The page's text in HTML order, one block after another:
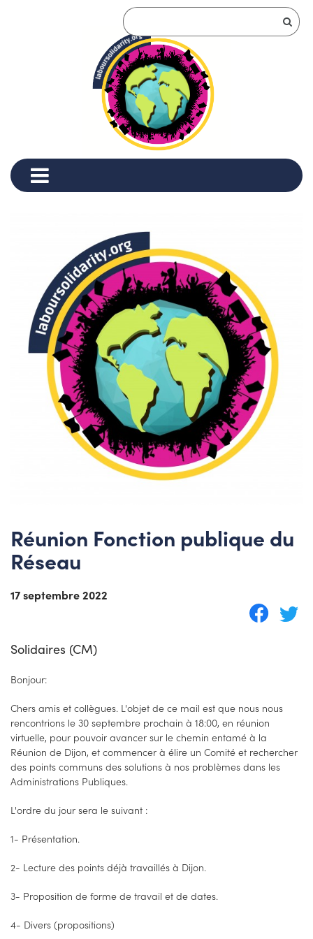
Réunion Fonction publique du
Réseau
17 septembre 2022
Solidaires (CM)
Bonjour:
Chers amis et collègues. L'objet de ce mail est que nous nous
rencontrions le 30 septembre prochain à 18:00, en réunion
virtuelle, pour pouvoir avancer sur le chemin entamé à la
Réunion de Dijon, et commencer à élire un Comité et rechercher
des points communs des solutions à nos problèmes dans les
Administrations Publiques.
L'ordre du jour sera le suivant :
1- Présentation.
2- Lecture des points déjà travaillés à Dijon.
3- Proposition de forme de travail et de dates.
4- Divers (propositions)